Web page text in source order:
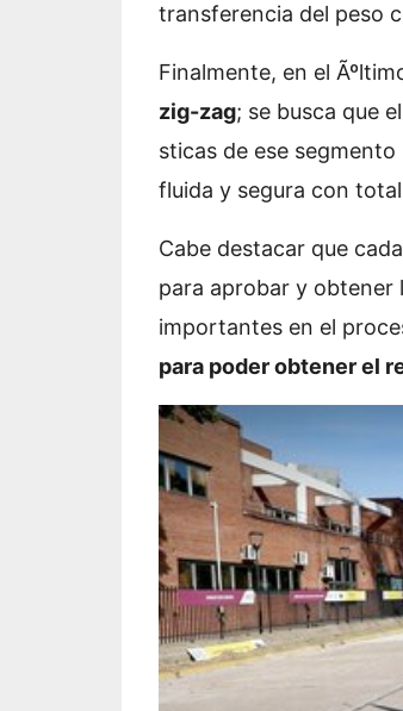
transferencia del peso
Finalmente, en el
zig-zag; se busca que
sticas de ese
fluida y segura con
Cabe destacar que
para aprobar y obtener
importantes en el
para poder obtener el